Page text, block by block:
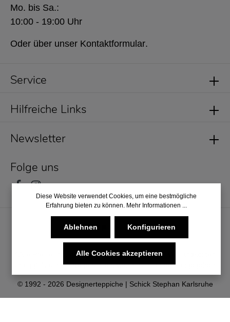
Service
Newsletter
Folge uns
Mo. bis Sa.:
10:00 - 19:00 Uhr
Oder über unser Kontaktformular.
Hilfreiche Links
© 1992 - 2026 Designerteppiche | Schick Stephan Karlsruhe
* Alle Preise inkl. gesetzl. Mehrwertsteuer zzgl.
und ggf. Nachnahmegebühren, wenn nicht anders angegeben.
Diese Website verwendet Cookies, um eine bestmögliche
Erfahrung bieten zu können. Mehr Informationen ...
Ablehnen Konfigurieren
Alle Cookies akzeptieren